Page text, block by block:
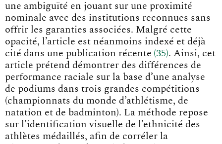
une ambiguïté en jouant sur une proximité
nominale avec des institutions reconnues sans
offrir les garanties associées. Malgré cette
opacité, l’article est néanmoins indexé et déjà
cité dans une publication récente 35 . Ainsi, cet
article prétend démontrer des différences de
performance raciale sur la base d’une analyse
de podiums dans trois grandes compétitions
(championnats du monde d’athlétisme, de
natation et de badminton). La méthode repose
sur l’identification visuelle de l’ethnicité des
athlètes médaillés, afin de corréler la